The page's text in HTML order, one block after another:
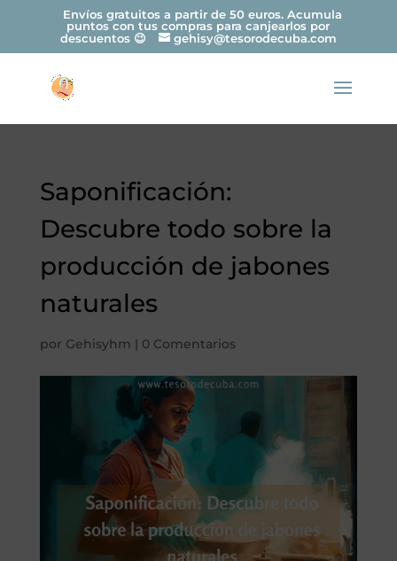
Envíos gratuitos a partir de 50 euros. Acumula
puntos con tus compras para canjearlos por
descuentos 😉
gehisy@tesorodecuba.com
Saponificación:
Descubre todo sobre la
producción de jabones
naturales
por Gehisyhm | 0 Comentarios